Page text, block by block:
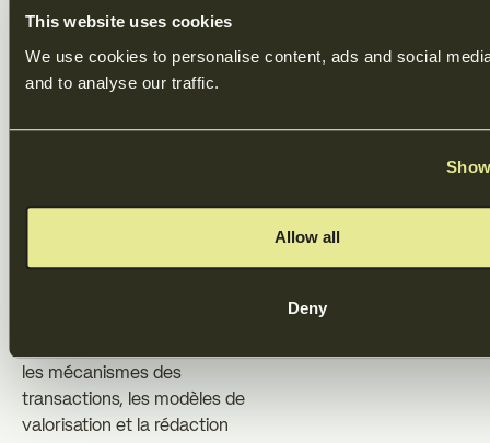
This website uses cookies
We use cookies to personalise content, ads and social
and to analyse our traffic.
Allow all
Deny
documentation et renforce la
confiance des contreparties
comme des investisseurs.
les mécanismes des
transactions, les modèles de
valorisation et la rédaction